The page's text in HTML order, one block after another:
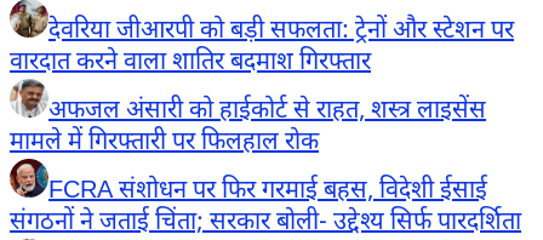
देवरिया जीआरपी को बड़ी सफलता: ट्रेनों और स्टेशन पर
वारदात करने वाला शातिर बदमाश गिरफ्तार
अफजल अंसारी को हाईकोर्ट से राहत, शस्त्र लाइसेंस
मामले में गिरफ्तारी पर फिलहाल रोक
FCRA संशोधन पर फिर गरमाई बहस, विदेशी ईसाई
संगठनों ने जताई चिंता; सरकार बोली- उद्देश्य सिर्फ पारदर्शिता